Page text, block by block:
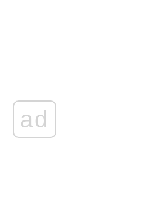
ad